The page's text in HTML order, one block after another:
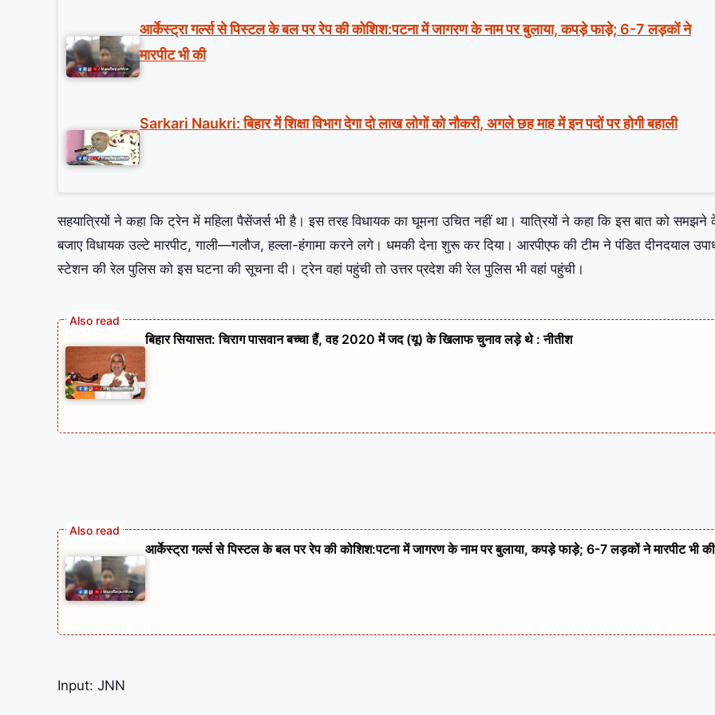
आर्केस्ट्रा गर्ल्स से पिस्टल के बल पर रेप की कोशिश:पटना में जागरण के नाम पर बुलाया, कपड़े फाड़े; 6-7 लड़कों ने
मारपीट भी की
Sarkari Naukri: बिहार में शिक्षा विभाग देगा दो लाख लोगों को नौकरी, अगले छह माह में इन पदों पर होगी बहाली
सहयात्रियों ने कहा कि ट्रेन में महिला पैसेंजर्स भी है। इस तरह विधायक का घूमना उचित नहीं था। यात्रियों ने कहा कि इस बात को समझने
बजाए विधायक उल्टे मारपीट, गाली—गलौज, हल्ला-हंगामा करने लगे। धमकी देना शुरू कर ​​दिया। आरपीएफ की टीम ने पंडित दीनदयाल
स्टेशन की रेल पुलिस को इस घटना की सूचना दी। ट्रेन वहां पहुंची तो उत्तर प्रदेश की रेल पुलिस भी वहां पहुंची।
बिहार सियासत: चिराग पासवान बच्चा हैं, वह 2020 में जद (यू) के खिलाफ चुनाव लड़े थे : नीतीश
आर्केस्ट्रा गर्ल्स से पिस्टल के बल पर रेप की कोशिश:पटना में जागरण के नाम पर बुलाया, कपड़े फाड़े; 6-7 लड़कों ने मारपीट भी की
Input: JNN